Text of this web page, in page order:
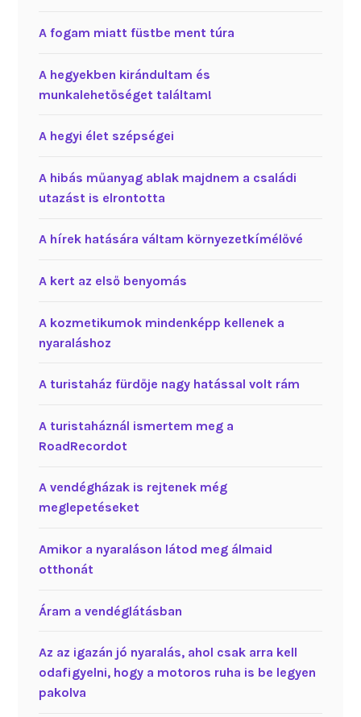
A fogam miatt füstbe ment túra
A hegyekben kirándultam és
munkalehetőséget találtam!
A hegyi élet szépségei
A hibás műanyag ablak majdnem a családi
utazást is elrontotta
A hírek hatására váltam környezetkímélővé
A kert az első benyomás
A kozmetikumok mindenképp kellenek a
nyaraláshoz
A turistaház fürdője nagy hatással volt rám
A turistaháznál ismertem meg a
RoadRecordot
A vendégházak is rejtenek még
meglepetéseket
Amikor a nyaraláson látod meg álmaid
otthonát
Áram a vendéglátásban
Az az igazán jó nyaralás, ahol csak arra kell
odafigyelni, hogy a motoros ruha is be legyen
pakolva